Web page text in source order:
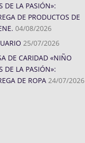
DE LA PASIÓN»:
DE PRODUCTOS DE
04/08/2026
25/07/2026
DE CARIDAD «NIÑO
DE LA PASIÓN»:
DE ROPA 24/07/2026